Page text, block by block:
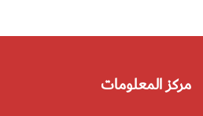
مركز المعلومات